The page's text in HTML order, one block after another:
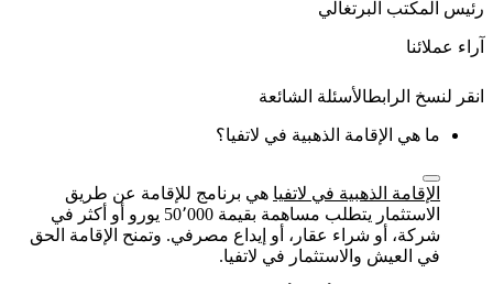
رئيس المكتب البرتغالي
آراء عملائنا
الأسئلة الشائعة
ما هي الإقامة الذهبية في لاتفيا؟
الإقامة الذهبية في لاتفيا هي برنامج للإقامة عن طريق
الاستثمار يتطلب مساهمة بقيمة 50٬000 يورو أو أكثر في
شركة، أو شراء عقار، أو إيداع مصرفي. وتمنح الإقامة الحق
في العيش والاستثمار في لاتفيا.